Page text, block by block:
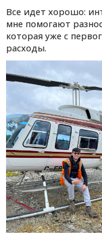
Все идет хорошо:
мне помогают
которая уже с
расходы.